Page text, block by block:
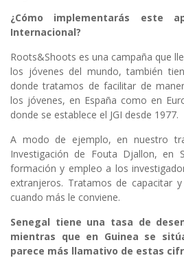
¿Cómo implementarás este
Internacional?
Roots&Shoots es una campaña que
los jóvenes del mundo, también
donde tratamos de facilitar de
los jóvenes, en España como en
donde se establece el JGI desde 1977.
A modo de ejemplo, en nuestro
Investigación de Fouta Djallon, en
formación y empleo a los
extranjeros. Tratamos de capacitar
cuando más le conviene.
Senegal tiene una tasa de
mientras que en Guinea se
parece más llamativo de estas